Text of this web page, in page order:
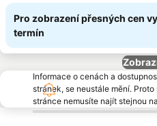
Pro zobrazení přesných cen
termín
Informace o cenách a
stránek, se neustále mění.
stránce nemusíte najít stejnou